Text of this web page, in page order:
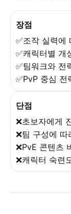
장점
✅조작 실력에
✅캐릭터별 개
✅팀워크와 전
✅PvP 중심 전
단점
❌초보자에게
❌팀 구성에
❌PvE 콘텐츠
❌캐릭터 숙련